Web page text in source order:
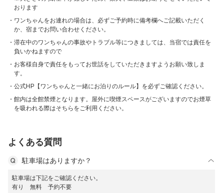
おります
ワンちゃんをお連れの場合は、必ずご予約時に備考欄へご記載いただく
か、宿までお問い合わせください。
滞在中のワンちゃんの事故やトラブル等につきましては、当宿では責任を
負いかねますので
お客様自身で責任をもってお世話をしていただきますようお願い致しま
す。
公式HP【ワンちゃんと一緒にお泊りのルール】を必ずご確認ください。
館内は全館禁煙となります。屋外に喫煙スペースがございますのでお煙草
を吸われる際はそちらをご利用ください。
よくある質問
駐車場はありますか？
駐車場は下記をご確認ください。
有り 無料 予約不要